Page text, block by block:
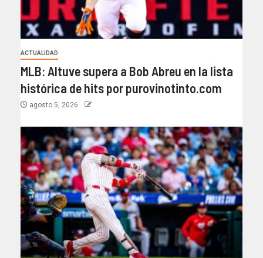
ACTUALIDAD
MLB: Altuve supera a Bob Abreu en la lista
histórica de hits por purovinotinto.com
agosto 5, 2026